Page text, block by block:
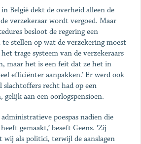
België dekt de overheid alleen de
verzekeraar wordt vergoed. Maar
besloot de regering een
stellen op wat de verzekering moest
trage systeem van de verzekeraars
maar het is een feit dat ze het in
efficiënter aanpakken.’ Er werd ook
slachtoffers recht had op een
aan een oorlogspensioen.
administratieve poespas nadien die
gemaakt,’ beseft Geens. ‘Zij
wij als politici, terwijl de aanslagen